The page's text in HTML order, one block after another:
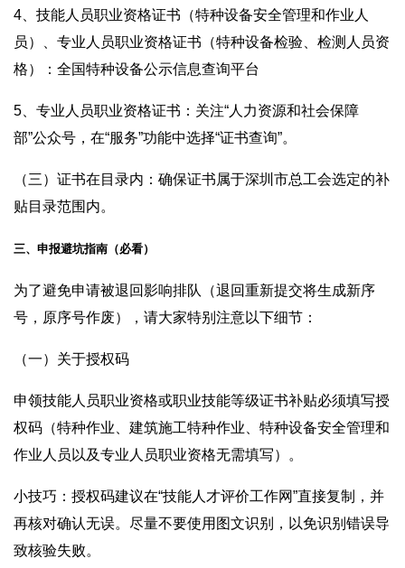
4、技能人员职业资格证书（特种设备安全管理和作业人
员）、专业人员职业资格证书（特种设备检验、检测人员资
格）：全国特种设备公示信息查询平台
5、专业人员职业资格证书：关注“人力资源和社会保障
部”公众号，在“服务”功能中选择“证书查询”。
（三）证书在目录内：确保证书属于深圳市总工会选定的补
贴目录范围内。
三、申报避坑指南（必看）
为了避免申请被退回影响排队（退回重新提交将生成新序
号，原序号作废），请大家特别注意以下细节：
（一）关于授权码
申领技能人员职业资格或职业技能等级证书补贴必须填写授
权码（特种作业、建筑施工特种作业、特种设备安全管理和
作业人员以及专业人员职业资格无需填写）。
小技巧：授权码建议在“技能人才评价工作网”直接复制，并
再核对确认无误。尽量不要使用图文识别，以免识别错误导
致核验失败。